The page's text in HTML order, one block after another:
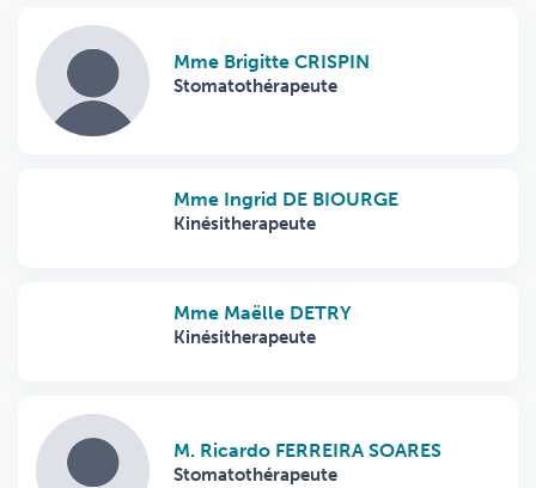
Mme Brigitte CRISPIN
Stomatothérapeute
Mme Ingrid DE BIOURGE
Kinésitherapeute
Mme Maëlle DETRY
Kinésitherapeute
M. Ricardo FERREIRA SOARES
Stomatothérapeute